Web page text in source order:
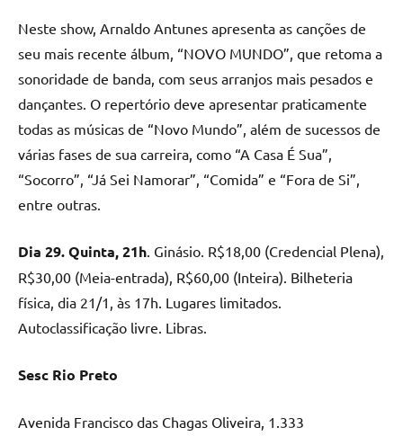
Neste show, Arnaldo Antunes apresenta as canções de
seu mais recente álbum, “NOVO MUNDO”, que retoma a
sonoridade de banda, com seus arranjos mais pesados e
dançantes. O repertório deve apresentar praticamente
todas as músicas de “Novo Mundo”, além de sucessos de
várias fases de sua carreira, como “A Casa É Sua”,
“Socorro”, “Já Sei Namorar”, “Comida” e “Fora de Si”,
entre outras.
Dia 29. Quinta, 21h . Ginásio. R$18,00 (Credencial Plena),
R$30,00 (Meia-entrada), R$60,00 (Inteira). Bilheteria
física, dia 21/1, às 17h. Lugares limitados.
Autoclassificação livre. Libras.
Sesc Rio Preto
Avenida Francisco das Chagas Oliveira, 1.333